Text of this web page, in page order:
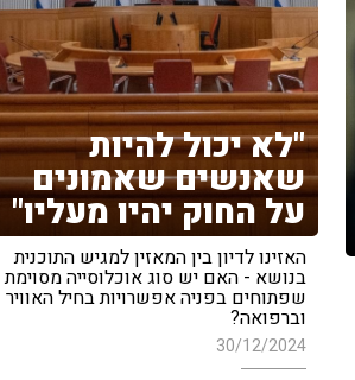
"לא יכול להיות
שאנשים שאמונים
על החוק יהיו מעליו"
האזינו לדיון בין המאזין למגיש התוכנית
בנושא - האם יש סוג אוכלוסייה מסוימת
שפתוחים בפניה אפשרויות בחיל האוויר
וברפואה?
30/12/2024